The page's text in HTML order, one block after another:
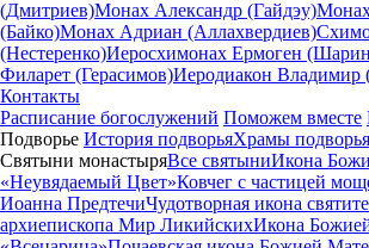
(Дмитриев)Монах Александр (Гайдэу)
(Байко)Монах Адриан (Аллахвердиев)
(Нестеренко)Иеросхимонах Ермоген
Филарет (Герасимов)Иеродиакон Владимир
Контакты
Расписание богослужений Поможем вместе
Подворье История подворьяХрамы подворья
Святыни монастыряВсе святыниИкона
«Неувядаемый Цвет»Ковчег с частицей
Иоанна ПредтечиЧудотворная икона
архиепископа Мир ЛикийскихИкона